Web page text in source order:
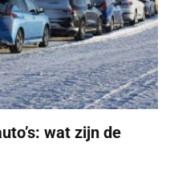
wat zijn de